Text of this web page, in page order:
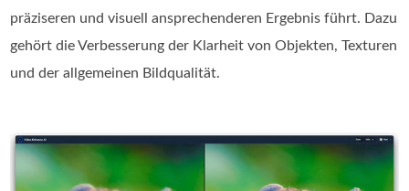
präziseren und visuell ansprechenderen Ergebnis führt. Dazu
gehört die Verbesserung der Klarheit von Objekten, Texturen
und der allgemeinen Bildqualität.